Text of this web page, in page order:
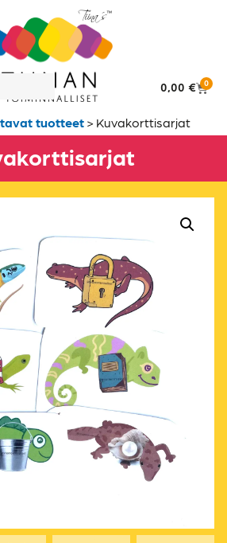
0,00 € 0
tuotteet > Kuvakorttisarjat